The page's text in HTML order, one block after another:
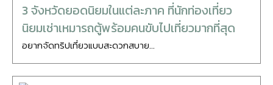
3 จังหวัดยอดนิยมในแต่ละภาค ที่นักท่องเที่ยว
นิยมเช่าเหมารถตู้พร้อมคนขับไปเที่ยวมากที่สุด
อยากจัดทริปเที่ยวแบบสะดวกสบาย...